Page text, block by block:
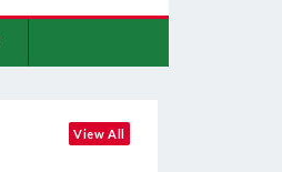
View All